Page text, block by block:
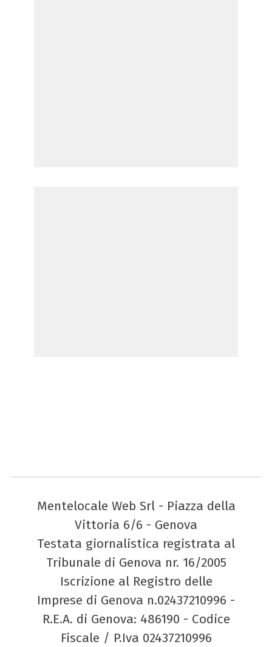
Mentelocale Web Srl - Piazza della
Vittoria 6/6 - Genova
Testata giornalistica registrata al
Tribunale di Genova nr. 16/2005
Iscrizione al Registro delle
Imprese di Genova n.02437210996 -
R.E.A. di Genova: 486190 - Codice
Fiscale / P.Iva 02437210996